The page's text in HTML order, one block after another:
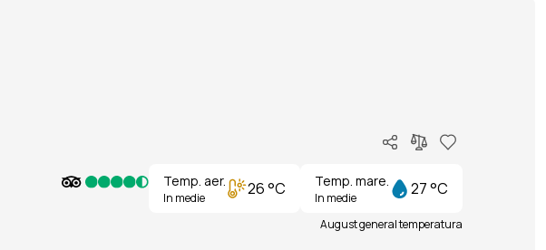
Temp. aer.
In medie 26 °C Temp. mare.
In medie 27 °C
August general temperatura